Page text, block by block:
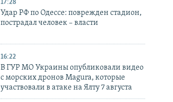
17:28
Удар РФ по Одессе: поврежден стадион,
пострадал человек – власти
16:22
В ГУР МО Украины опубликовали видео
с морских дронов Magura, которые
участвовали в атаке на Ялту 7 августа